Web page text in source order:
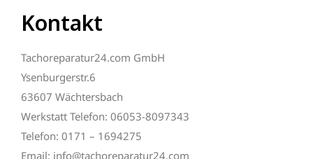
Kontakt
Tachoreparatur24.com GmbH
Ysenburgerstr.6
63607 Wächtersbach
Werkstatt Telefon: 06053-8097343
Telefon: 0171 – 1694275
Email: info@tachoreparatur24.com